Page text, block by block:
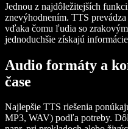
Jednou z najdôležitejších
znevýhodnením. TTS
vďaka čomu ľudia so
jednoduchšie získajú
Audio formáty a
čase
Najlepšie TTS riešenia
MP3, WAV) podľa potreby.